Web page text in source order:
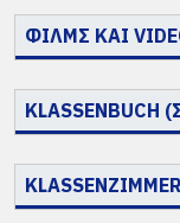
ΦΙΛΜΣ ΚΑΙ
KLASSENBUCH
KLASSENZIMMER